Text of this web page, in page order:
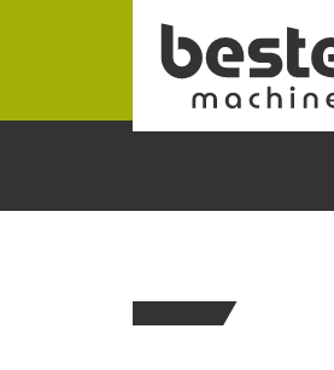
Naar hoofdinhoud